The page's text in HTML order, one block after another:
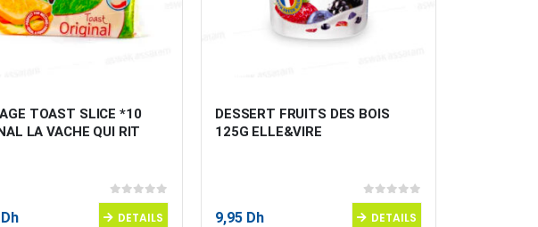
TOAST SLICE *10
LA VACHE QUI RIT
0sur 5
Dh DETAILS
DESSERT FRUITS DES BOIS
125G ELLE&VIRE
0sur 5
9,95 Dh DETAILS